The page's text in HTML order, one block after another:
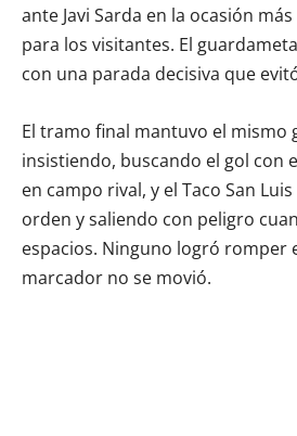
ante Javi Sarda en la ocasión
para los visitantes. El
con una parada decisiva que
El tramo final mantuvo el mismo
insistiendo, buscando el gol con
en campo rival, y el Taco San
orden y saliendo con peligro
espacios. Ninguno logró romper
marcador no se movió.